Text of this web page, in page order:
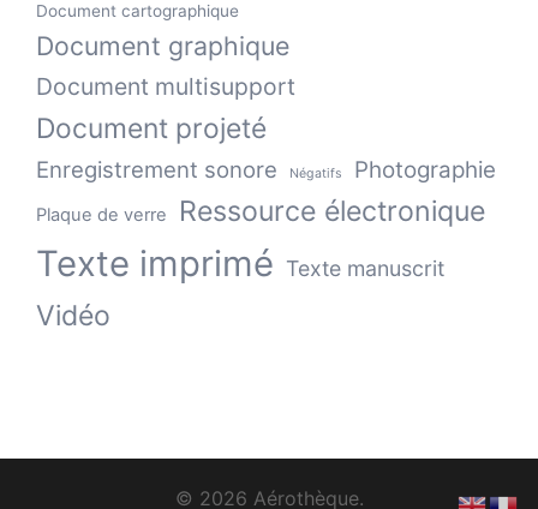
Document cartographique
Document graphique
Document multisupport
Document projeté
Enregistrement sonore Négatifs Photographie
Plaque de verre Ressource électronique
Texte imprimé Texte manuscrit
Vidéo
© 2026 Aérothèque.